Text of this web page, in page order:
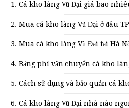
Cá kho làng Vũ Đại giá bao
Mua cá kho làng Vũ Đại ở đâu
Mua cá kho làng Vũ Đại tại Hà
Bảng phí vận chuyển cá kho
Cách sử dụng và bảo quản cá
Cá kho làng Vũ Đại nhà nào